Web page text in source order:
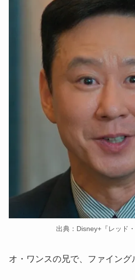
出典：Disney+『レッド・
オ・ワンスの兄で、ファイング